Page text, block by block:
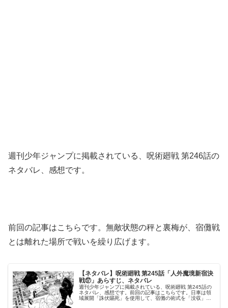
週刊少年ジャンプに掲載されている、呪術廻戦 第246話の
ネタバレ、感想です。
前回の記事はこちらです。無敵状態の秤と裏梅が、宿儺戦
とは離れた場所で戦いを繰り広げます。
【ネタバレ】呪術廻戦 第245話「人外魔境新宿決
戦⑰」あらすじ、ネタバレ
週刊少年ジャンプに掲載されている、呪術廻戦 第245話の
ネタバレ、感想です。前回の記事はこちらです。日車は領
域展開「誅伏賜死」を使用して、宿儺の術式を「没収」し